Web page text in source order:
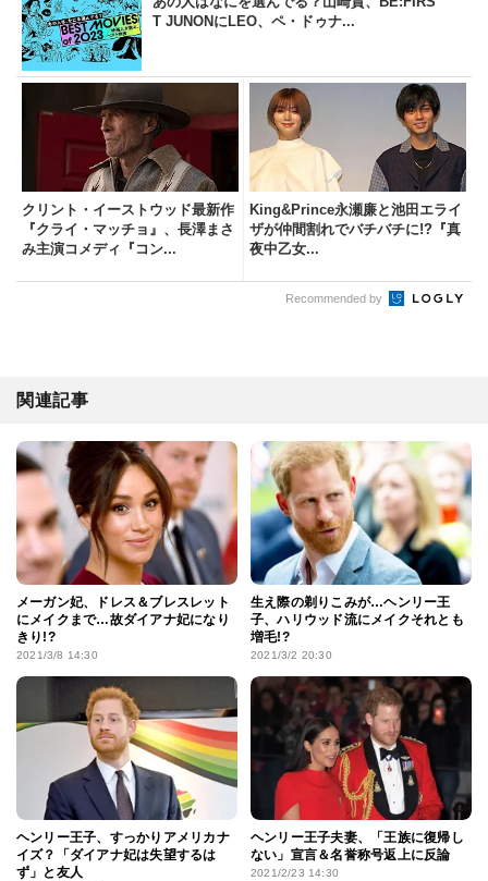
T JUNONにLEO、ペ・ドゥナ...
クリント・イーストウッド最新作
『クライ・マッチョ』、長澤まさ
み主演コメディ『コン...
King&Prince永瀬廉と池田エライ
ザが仲間割れでバチバチに!?『真
夜中乙女...
Recommended by
関連記事
メーガン妃、ドレス＆ブレスレット
にメイクまで…故ダイアナ妃になり
きり!?
2021/3/8 14:30
生え際の剃りこみが…ヘンリー王
子、ハリウッド流にメイクそれとも
増毛!?
2021/3/2 20:30
ヘンリー王子、すっかりアメリカナ
イズ？「ダイアナ妃は失望するは
ず」と友人
ヘンリー王子夫妻、「王族に復帰し
ない」宣言＆名誉称号返上に反論
2021/2/23 14:30